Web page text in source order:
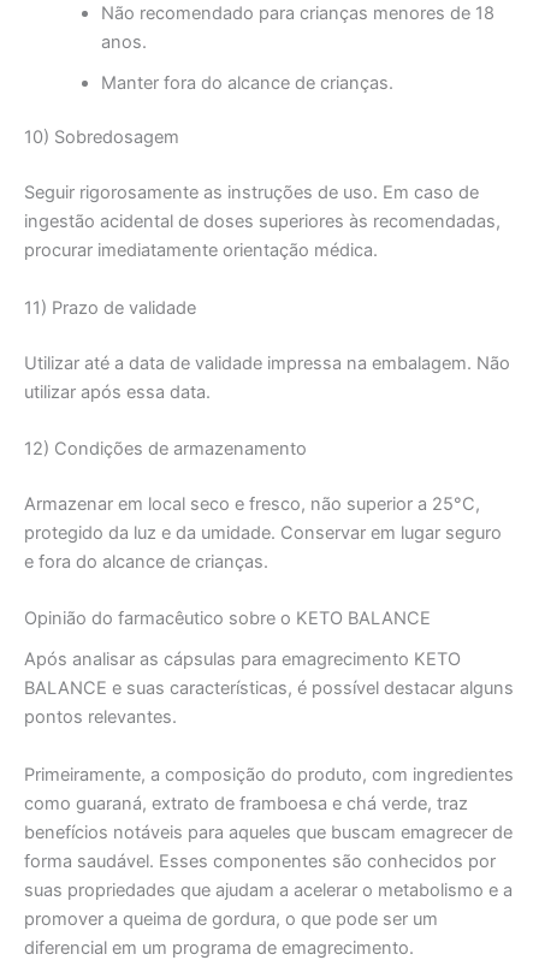
Não recomendado para crianças menores de 18
anos.
Manter fora do alcance de crianças.
10) Sobredosagem
Seguir rigorosamente as instruções de uso. Em caso de
ingestão acidental de doses superiores às recomendadas,
procurar imediatamente orientação médica.
11) Prazo de validade
Utilizar até a data de validade impressa na embalagem. Não
utilizar após essa data.
12) Condições de armazenamento
Armazenar em local seco e fresco, não superior a 25°C,
protegido da luz e da umidade. Conservar em lugar seguro
e fora do alcance de crianças.
Opinião do farmacêutico sobre o KETO BALANCE
Após analisar as cápsulas para emagrecimento KETO
BALANCE e suas características, é possível destacar alguns
pontos relevantes.
Primeiramente, a composição do produto, com ingredientes
como guaraná, extrato de framboesa e chá verde, traz
benefícios notáveis para aqueles que buscam emagrecer de
forma saudável. Esses componentes são conhecidos por
suas propriedades que ajudam a acelerar o metabolismo e a
promover a queima de gordura, o que pode ser um
diferencial em um programa de emagrecimento.